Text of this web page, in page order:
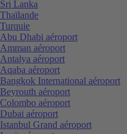
Sri Lanka
Thaïlande
Turquie
Abu Dhabi aéroport
Amman aéroport
Antalya aéroport
Aqaba aéroport
Bangkok International aéroport
Beyrouth aéroport
Colombo aéroport
Dubai aéroport
Istanbul Grand aéroport